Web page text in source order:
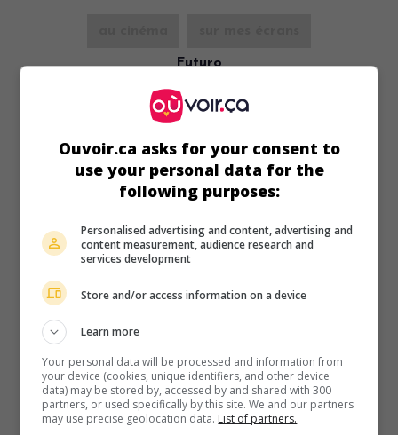
Futuro
de Alec Pronovost
Louis Carrière. Deux jeunes entrepreneurs
tester leur produit par une investisseuse de renom.
Ouvoir.ca asks for your consent to
use your personal data for the
following purposes:
Personalised advertising and content, advertising and
content measurement, audience research and
services development
Store and/or access information on a device
Learn more
Your personal data will be processed and information from
your device (cookies, unique identifiers, and other device
data) may be stored by, accessed by and shared with 300
partners, or used specifically by this site. We and our partners
may use precise geolocation data. List of partners.